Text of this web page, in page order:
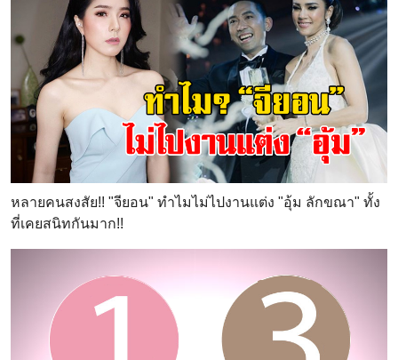
หลายคนสงสัย!! "จียอน" ทำไมไม่ไปงานแต่ง "อุ้ม ลักขณา" ทั้ง
ที่เคยสนิทกันมาก!!